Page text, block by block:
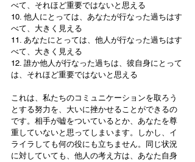
べて、それほど重要ではないと思える
10. 他人にとっては、あなたが行なった過ちはす
べて、大きく見える
11. あなたにとっては、他人が行なった過ちはす
べて、大きく見える
12. 誰か他人が行なった過ちは、彼自身にとって
は、それほど重要ではないと思える
これは、私たちのコミュニケーションを取ろう
とする努力を、大いに挫かせることができるの
です。相手が嘘をついているとか、あなたを尊
重していないと思ってしまいます。しかし、イ
ライラしても何の役にも立ちません。同じ状況
に対していても、他人の考え方は、あなた自身